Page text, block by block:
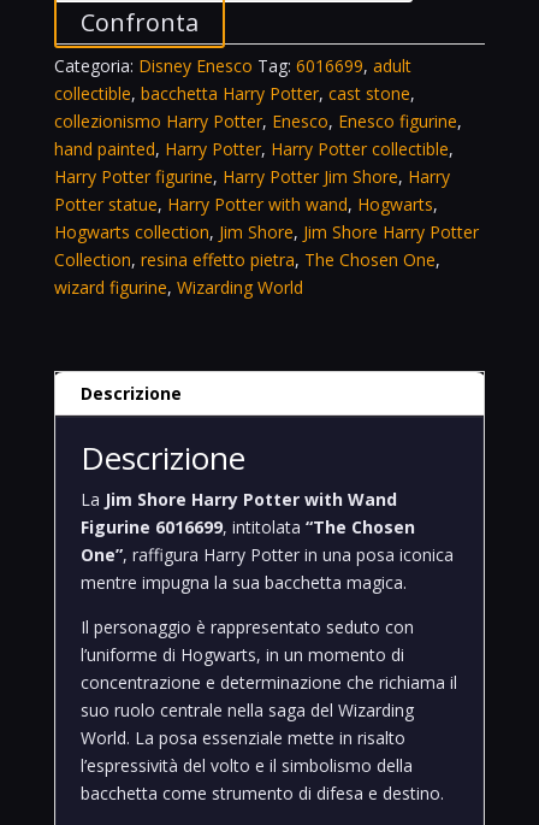
Figurine
The
Chosen
One
6016699
Enesco
quantità
Confronta
Categoria: Disney Enesco Tag: 6016699, adult
collectible, bacchetta Harry Potter, cast stone,
collezionismo Harry Potter, Enesco, Enesco figurine,
hand painted, Harry Potter, Harry Potter collectible,
Harry Potter figurine, Harry Potter Jim Shore, Harry
Potter statue, Harry Potter with wand, Hogwarts,
Hogwarts collection, Jim Shore, Jim Shore Harry Potter
Collection, resina effetto pietra, The Chosen One,
wizard figurine, Wizarding World
Descrizione
Descrizione
La Jim Shore Harry Potter with Wand
Figurine 6016699, intitolata “The Chosen
One”, raffigura Harry Potter in una posa iconica
mentre impugna la sua bacchetta magica.
Il personaggio è rappresentato seduto con
l’uniforme di Hogwarts, in un momento di
concentrazione e determinazione che richiama il
suo ruolo centrale nella saga del Wizarding
World. La posa essenziale mette in risalto
l’espressività del volto e il simbolismo della
bacchetta come strumento di difesa e destino.